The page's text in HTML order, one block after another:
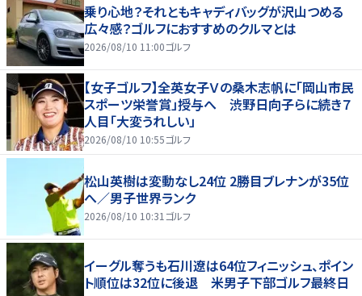
乗り心地？それともキャディバッグが沢山つめる
広々感？ゴルフにおすすめのクルマとは
2026/08/10 11:00ゴルフ
【女子ゴルフ】全英女子Ｖの桑木志帆に「岡山市民
スポーツ栄誉賞」授与へ 渋野日向子らに続き７
人目「大変うれしい」
2026/08/10 10:55ゴルフ
松山英樹は変動なし24位 2勝目ブレナンが35位
へ／男子世界ランク
2026/08/10 10:31 ゴルフ
イーグル奪うも石川遼は64位フィニッシュ、ポイン
ト順位は32位に後退 米男子下部ゴルフ最終日